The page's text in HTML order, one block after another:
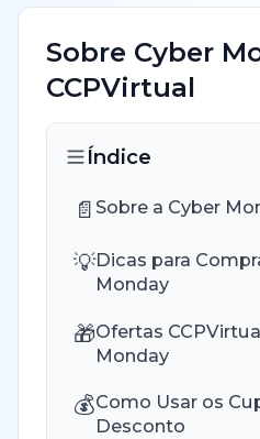
Sobre Cyber
CCPVirtual
Índice
📄 Sobre a Cyber
💡Dicas para
Monday
🎁Ofertas
Monday
💰Como Usar os
Desconto